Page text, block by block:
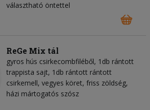
választható öntettel
ReGe Mix tál
gyros hús csirkecombfiléből, 1db rántott
trappista sajt, 1db rántott rántott
csirkemell, vegyes köret, friss zöldség,
házi mártogatós szósz